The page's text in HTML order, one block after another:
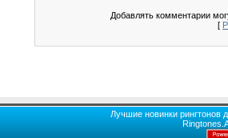
Добавлять комментарии
[
Лучшие новинки рингтонов